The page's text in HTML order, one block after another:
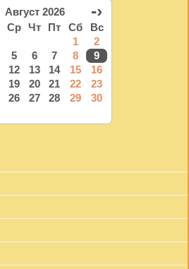
Август 2026 -›
Ср Чт Пт Сб
Вс
1
2
5 6 7 8
9
12 13 14 15
16
19 20 21 22
23
26 27 28 29
30